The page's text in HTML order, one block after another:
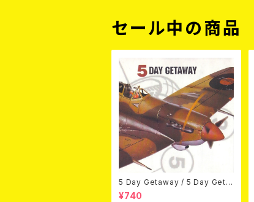
セール中の商品
5 Day Getaway / 5 Day Geta
way (CDEP)
¥740